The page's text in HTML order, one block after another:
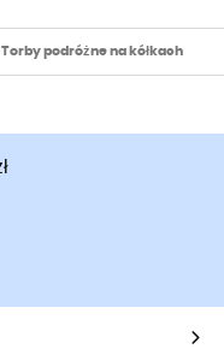
Torby podróżne na kółkach